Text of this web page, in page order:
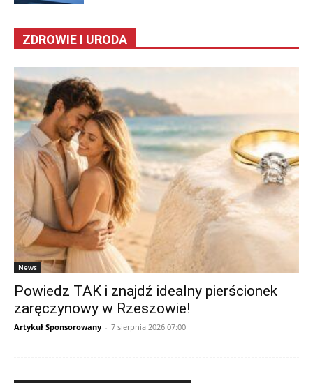
ZDROWIE I URODA
News
Powiedz TAK i znajdź idealny pierścionek
zaręczynowy w Rzeszowie!
Artykuł Sponsorowany - 7 sierpnia 2026 07:00